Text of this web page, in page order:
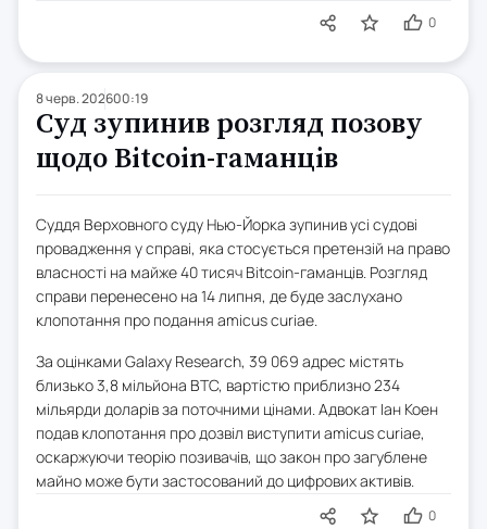
0
8 черв. 202600:19
Суд зупинив розгляд позову
щодо Bitcoin-гаманців
Суддя Верховного суду Нью-Йорка зупинив усі судові
провадження у справі, яка стосується претензій на право
власності на майже 40 тисяч Bitcoin-гаманців. Розгляд
справи перенесено на 14 липня, де буде заслухано
клопотання про подання amicus curiae.
За оцінками Galaxy Research, 39 069 адрес містять
близько 3,8 мільйона BTC, вартістю приблизно 234
мільярди доларів за поточними цінами. Адвокат Іан Коен
подав клопотання про дозвіл виступити amicus curiae,
оскаржуючи теорію позивачів, що закон про загублене
майно може бути застосований до цифрових активів.
0